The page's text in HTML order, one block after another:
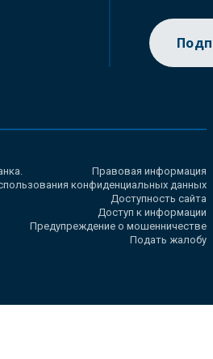
Правовая информация
конфиденциальных данных
Доступность сайта
Доступ к информации
Предупреждение о мошенничестве
Подать жалобу